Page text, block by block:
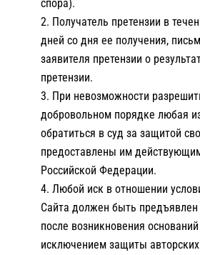
спора).
Получатель претензии в
дней со дня ее получения,
заявителя претензии о
претензии.
При невозможности
добровольном порядке любая
обратиться в суд за защитой
предоставлены им
Российской Федерации.
Любой иск в отношении
Сайта должен быть предъявлен
после возникновения
исключением защиты